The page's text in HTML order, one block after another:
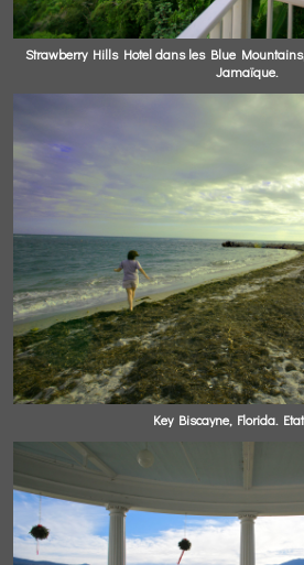
Strawberry Hills Hotel dans les Blue
Jamaïque.
Key Biscayne, Florida.